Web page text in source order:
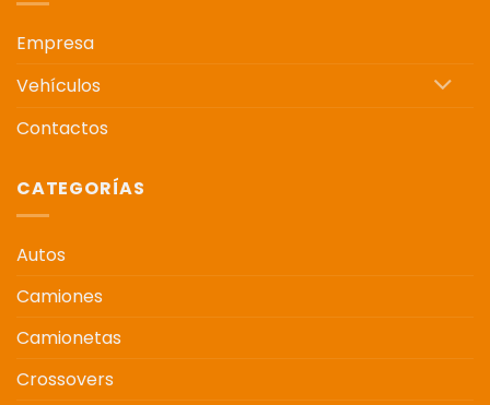
Empresa
Vehículos
Contactos
CATEGORÍAS
Autos
Camiones
Camionetas
Crossovers